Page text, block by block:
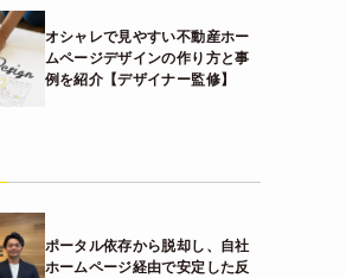
オシャレで見やすい不動産ホー
ムページデザインの作り方と事
例を紹介【デザイナー監修】
ポータル依存から脱却し、自社
ホームページ経由で安定した反